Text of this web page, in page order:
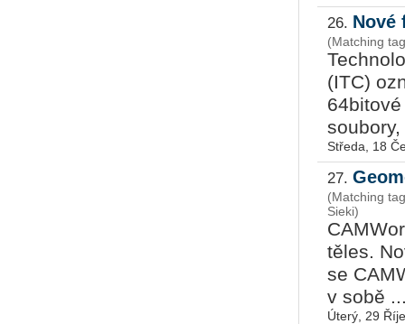
26. Nové
(Matching
(ITC)
soubory,
Středa, 18
27.
(Matching
Sieki)
těles.
se
v sobě
Úterý, 29